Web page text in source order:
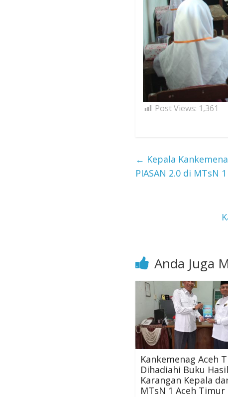
Post Views: 1,361
← Kepala
PIASAN 2.0 di MTsN
Anda Juga
Kankemenag Aceh
Dihadiahi Buku Hasil
Karangan Kepala
MTsN 1 Aceh Timur